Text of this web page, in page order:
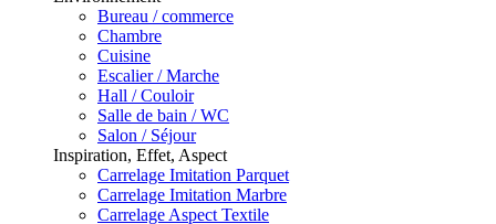
Bureau / commerce
Chambre
Cuisine
Escalier / Marche
Hall / Couloir
Salle de bain / WC
Salon / Séjour
Inspiration, Effet, Aspect
Carrelage Imitation Parquet
Carrelage Imitation Marbre
Carrelage Aspect Textile